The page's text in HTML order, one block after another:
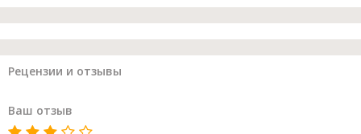
Рецензии и отзывы
Ваш отзыв